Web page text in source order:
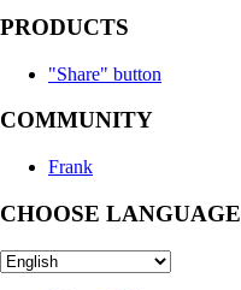
PRODUCTS
"Share" button
COMMUNITY
Frank
CHOOSE LANGUAGE